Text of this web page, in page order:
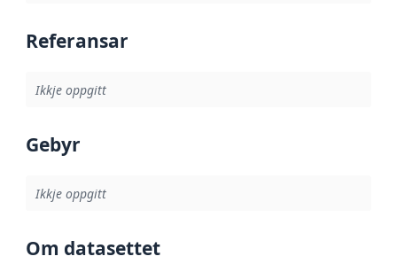
Referansar
Ikkje oppgitt
Gebyr
Ikkje oppgitt
Om datasettet